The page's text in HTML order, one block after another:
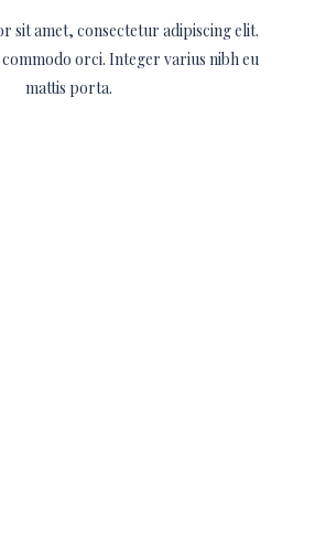
sit amet, consectetur adipiscing elit.
orci. Integer varius nibh eu
mattis porta.